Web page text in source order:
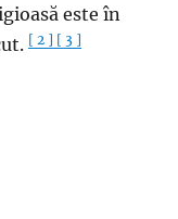
este în
[ 2 ] [ 3 ]